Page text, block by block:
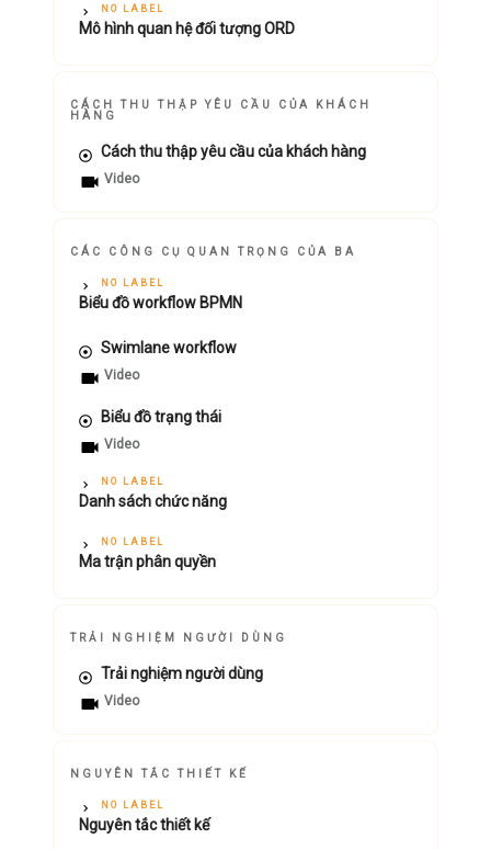
NO LABEL
Mô hình quan hệ đối tượng ORD
CÁCH THU THẬP YÊU CẦU CỦA KHÁCH
HÀNG
Cách thu thập yêu cầu của khách hàng
Video
CÁC CÔNG CỤ QUAN TRỌNG CỦA BA
NO LABEL
Biểu đồ workflow BPMN
Swimlane workflow
Video
Biểu đồ trạng thái
Video
NO LABEL
Danh sách chức năng
NO LABEL
Ma trận phân quyền
TRẢI NGHIỆM NGƯỜI DÙNG
Trải nghiệm người dùng
Video
NGUYÊN TẮC THIẾT KẾ
NO LABEL
Nguyên tắc thiết kế